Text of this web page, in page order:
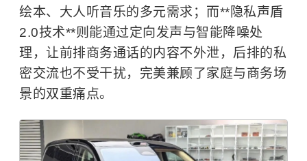
绘本、大人听音乐的多元需求；而**隐私声盾
2.0技术**则能通过定向发声与智能降噪处
理，让前排商务通话的内容不外泄，后排的私
密交流也不受干扰，完美兼顾了家庭与商务场
景的双重痛点。